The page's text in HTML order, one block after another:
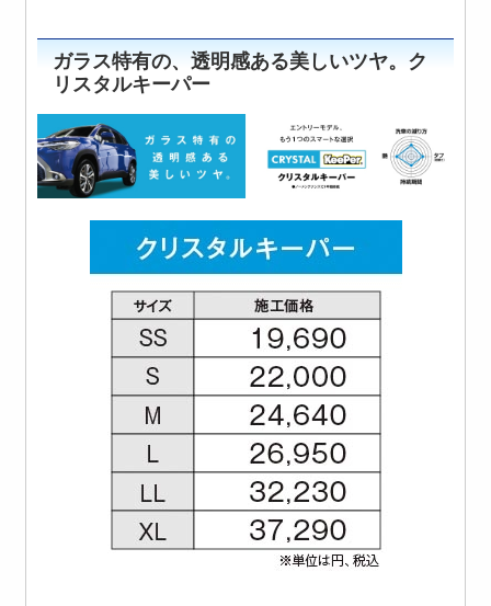
ガラス特有の、透明感ある美しいツヤ。ク
リスタルキーパー